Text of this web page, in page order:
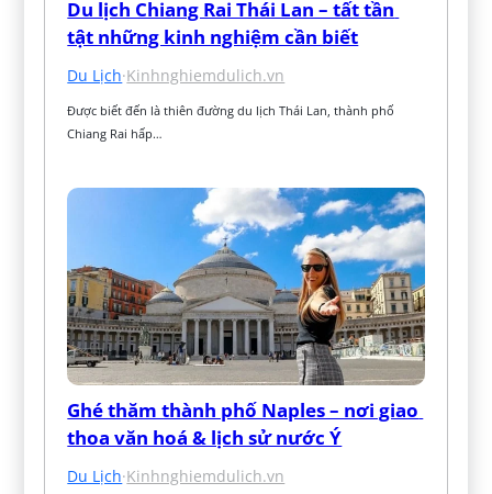
Du lịch Chiang Rai Thái Lan – tất tần
tật những kinh nghiệm cần biết
Du Lịch·Kinhnghiemdulich.vn
Được biết đến là thiên đường du lịch Thái Lan, thành phố
Chiang Rai hấp…
Ghé thăm thành phố Naples – nơi giao
thoa văn hoá & lịch sử nước Ý
Du Lịch·Kinhnghiemdulich.vn